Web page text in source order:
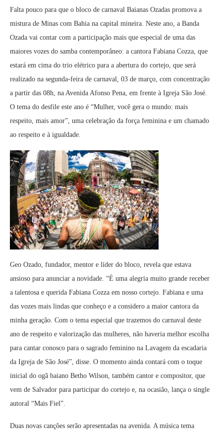
Falta pouco para que o bloco de carnaval Baianas Ozadas promova a
mistura de Minas com Bahia na capital mineira. Neste ano, a Banda
Ozada vai contar com a participação mais que especial de uma das
maiores vozes do samba contemporâneo: a cantora Fabiana Cozza, que
estará em cima do trio elétrico para a abertura do cortejo, que será
realizado na segunda-feira de carnaval, 03 de março, com concentração
a partir das 08h, na Avenida Afonso Pena, em frente à Igreja São José.
O tema do desfile este ano é “Mulher, você gera o mundo: mais
respeito, mais amor”, uma celebração da força feminina e um chamado
ao respeito e à igualdade.
Geo Ozado, fundador, mentor e líder do bloco, revela que estava
ansioso para anunciar a novidade. “É uma alegria muito grande receber
a talentosa e querida Fabiana Cozza em nosso cortejo. Fabiana e uma
das vozes mais lindas que conheço e a considero a maior cantora da
minha geração. Com o tema especial que trazemos do carnaval deste
ano de respeito e valorização das mulheres, não haveria melhor escolha
para cantar conosco para o sagrado feminino na Lavagem da escadaria
da Igreja de São José”, disse. O momento ainda contará com o toque
inicial do ogã baiano Betho Wilson, também cantor e compositor, que
vem de Salvador para participar do cortejo e, na ocasião, lança o single
autoral “Mais Fiel”.
Duas novas canções serão apresentadas na avenida. A música tema